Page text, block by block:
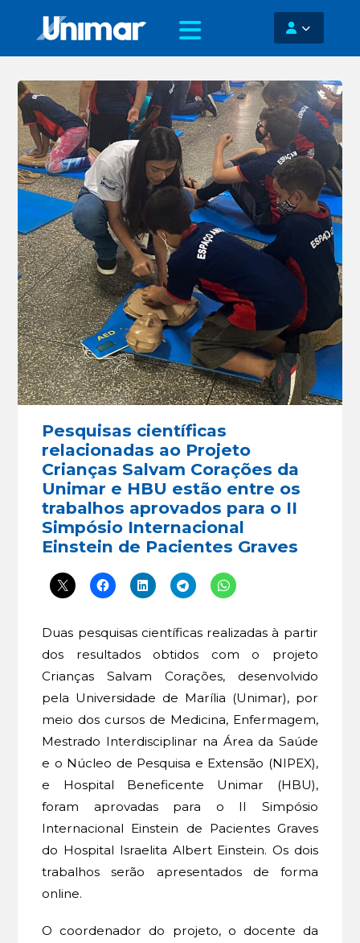
Pesquisas científicas
relacionadas ao Projeto
Crianças Salvam Corações da
Unimar e HBU estão entre os
trabalhos aprovados para o II
Simpósio Internacional
Einstein de Pacientes Graves
Duas pesquisas científicas realizadas à partir
dos resultados obtidos com o projeto
Crianças Salvam Corações, desenvolvido
pela Universidade de Marília (Unimar), por
meio dos cursos de Medicina, Enfermagem,
Mestrado Interdisciplinar na Área da Saúde
e o Núcleo de Pesquisa e Extensão (NIPEX),
e Hospital Beneficente Unimar (HBU),
foram aprovadas para o II Simpósio
Internacional Einstein de Pacientes Graves
do Hospital Israelita Albert Einstein. Os dois
trabalhos serão apresentados de forma
online.
O coordenador do projeto, o docente da